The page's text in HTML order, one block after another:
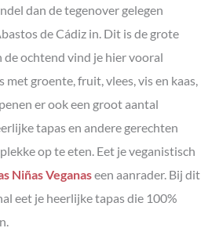
dan de tegenover gelegen
de Cádiz in. Dit is de grote
de ochtend vind je hier vooral
groente, fruit, vlees, vis en kaas,
er ook een groot aantal
tapas en andere gerechten
op te eten. Eet je veganistisch
Niñas Veganaseen aanrader. Bij dit
eet je heerlijke tapas die 100%